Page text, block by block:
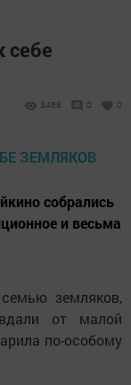
себе
3468 0 0
собрались
и весьма
земляков,
от малой
по-особому